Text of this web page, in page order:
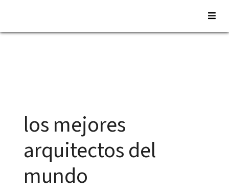
Saltar
los mejores
arquitectos del
mundo